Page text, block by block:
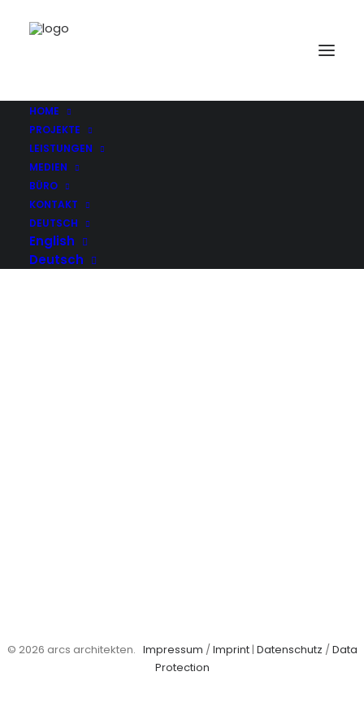
HOME
PROJEKTE
LEISTUNGEN
MEDIEN
BÜRO
KONTAKT
DEUTSCH
English
Deutsch
© 2026 arcs architekten. Impressum /Imprint| Datenschutz /Data
Protection